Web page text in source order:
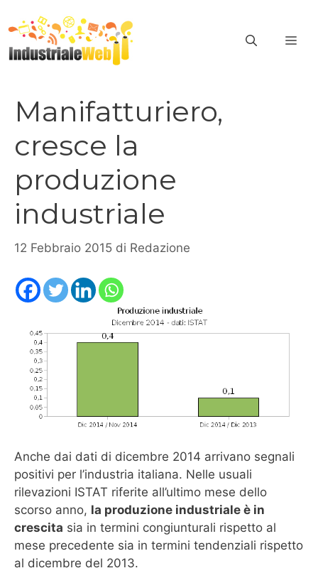
al
contenuto
Manifatturiero,
cresce la
produzione
industriale
12 Febbraio 2015 di Redazione
Anche dai dati di dicembre 2014 arrivano segnali
positivi per l’industria italiana. Nelle usuali
rilevazioni ISTAT riferite all’ultimo mese dello
scorso anno, la produzione industriale è in
crescita sia in termini congiunturali rispetto al
mese precedente sia in termini tendenziali rispetto
al dicembre del 2013.